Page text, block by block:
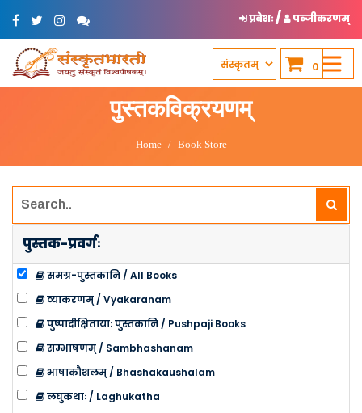
प्रवेशः/ पञ्जीकरणम्
0
पुस्तकविक्रयणम्
Home Book Store
पुस्तक-प्रवर्गः
समग्र-पुस्तकानि / All Books
व्याकरणम् / Vyakaranam
पुष्पादीक्षितायाः पुस्तकानि / Pushpaji Books
सम्भाषणम् / Sambhashanam
भाषाकौशलम् / Bhashakaushalam
लघुकथाः / Laghukatha